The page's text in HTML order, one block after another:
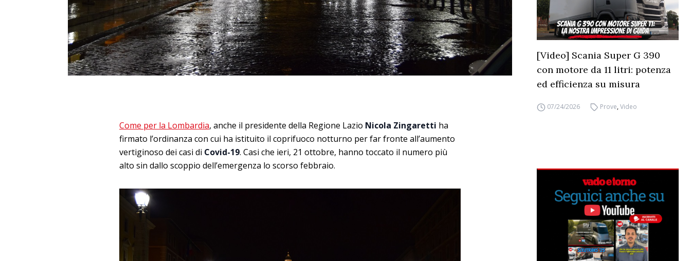
Come per la Lombardia, anche il presidente della Regione Lazio Nicola Zingaretti ha
firmato l’ordinanza con cui ha istituito il coprifuoco notturno per far fronte all’aumento
vertiginoso dei casi di Covid-19. Casi che ieri, 21 ottobre, hanno toccato il numero più
alto sin dallo scoppio dell’emergenza lo scorso febbraio.
[Video] Scania Super G 390
con motore da 11 litri: potenza
ed efficienza su misura
07/24/2026 Prove,Video